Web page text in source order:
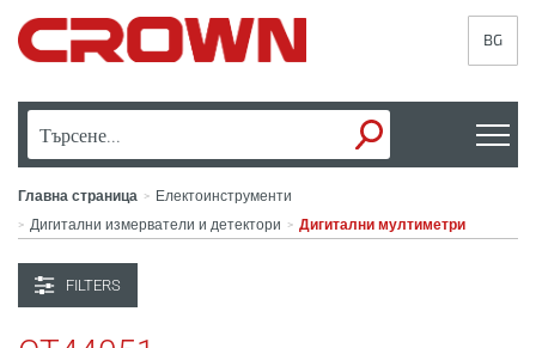
BG
Главна страница > Електоинструменти
> Дигитални измерватели и детектори > Дигитални мултиметри
FILTERS